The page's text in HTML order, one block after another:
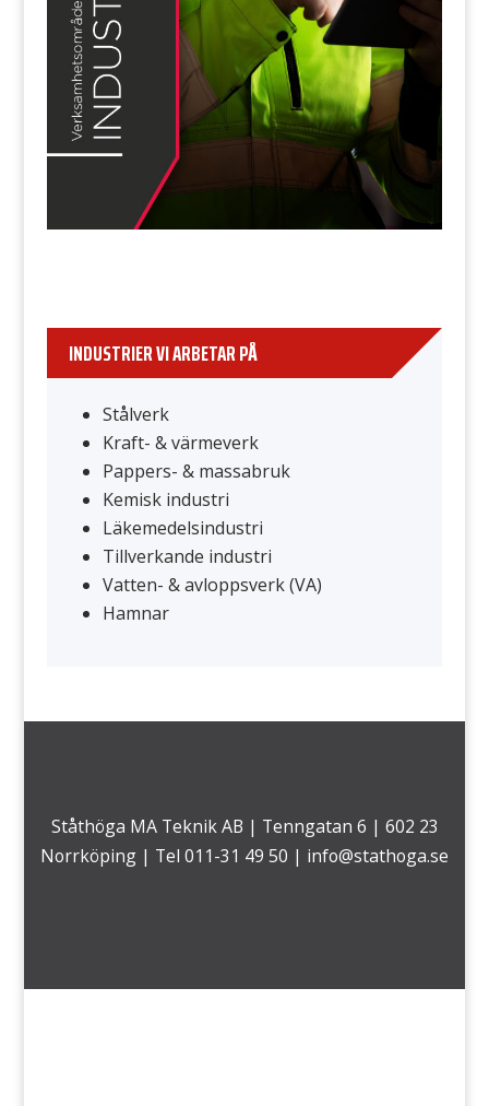
INDUSTRIER VI ARBETAR PÅ
Stålverk
Kraft- & värmeverk
Pappers- & massabruk
Kemisk industri
Läkemedelsindustri
Tillverkande industri
Vatten- & avloppsverk (VA)
Hamnar
Ståthöga MA Teknik AB | Tenngatan 6 | 602 23
Norrköping | Tel 011-31 49 50 | info@stathoga.se